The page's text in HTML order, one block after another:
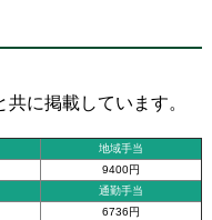
に掲載しています。
地域手当
9400円
通勤手当
6736円